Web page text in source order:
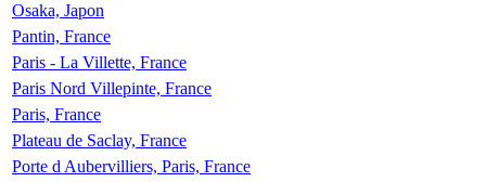
Osaka, Japon
Pantin, France
Paris - La Villette, France
Paris Nord Villepinte, France
Paris, France
Plateau de Saclay, France
Porte d Aubervilliers, Paris, France